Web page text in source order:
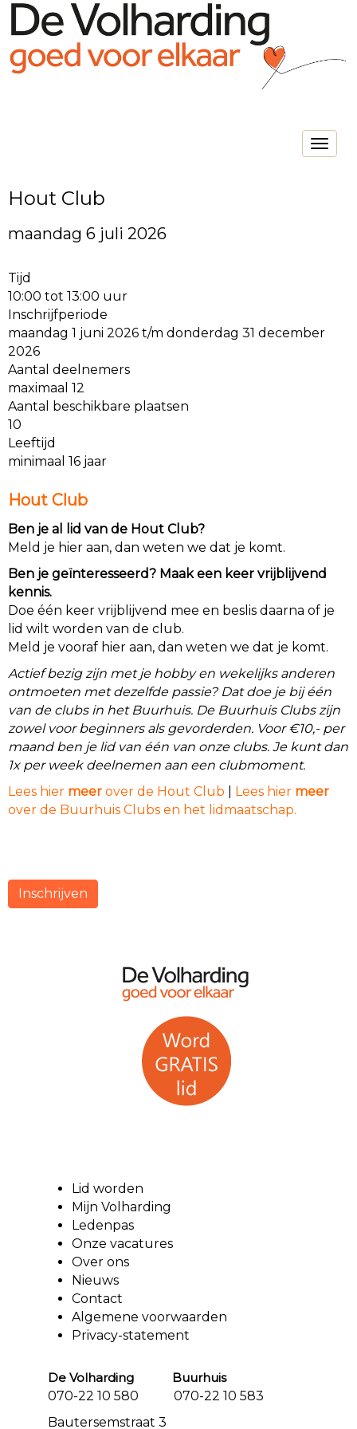
Toggle
Hout Club
maandag 6 juli 2026
Tijd
10:00 tot 13:00 uur
Inschrijfperiode
maandag 1 juni 2026 t/m donderdag 31 december
2026
Aantal deelnemers
maximaal 12
Aantal beschikbare plaatsen
10
Leeftijd
minimaal 16 jaar
Hout Club
Ben je al lid van de Hout Club?
Meld je hier aan, dan weten we dat je komt.
Ben je geïnteresseerd? Maak een keer vrijblijvend
kennis.
Doe één keer vrijblijvend mee en beslis daarna of je
lid wilt worden van de club.
Meld je vooraf hier aan, dan weten we dat je komt.
Actief bezig zijn met je hobby en wekelijks anderen
ontmoeten met dezelfde passie? Dat doe je bij één
van de clubs in het Buurhuis. De Buurhuis Clubs zijn
zowel voor beginners als gevorderden. Voor €10,- per
maand ben je lid van één van onze clubs. Je kunt dan
1x per week deelnemen aan een clubmoment.
Lees hier meer over de Hout Club Lees hier meer
over de Buurhuis Clubs en het lidmaatschap.
Inschrijven
Lid worden
Mijn Volharding
Ledenpas
Onze vacatures
Over ons
Nieuws
Contact
Algemene voorwaarden
Privacy-statement
De Volharding Buurhuis
070-22 10 580 070-22 10 583
Bautersemstraat 3